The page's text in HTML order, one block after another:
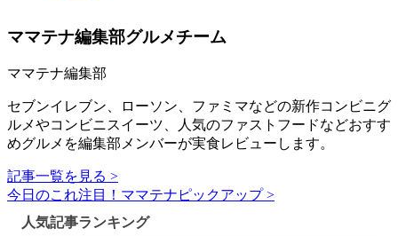
ママテナ編集部グルメチーム
ママテナ編集部
セブンイレブン、ローソン、ファミマなどの新作コンビニグ
ルメやコンビニスイーツ、人気のファストフードなどおすす
めグルメを編集部メンバーが実食レビューします。
記事一覧を見る >
今日のこれ注目！ママテナピックアップ >
人気記事ランキング